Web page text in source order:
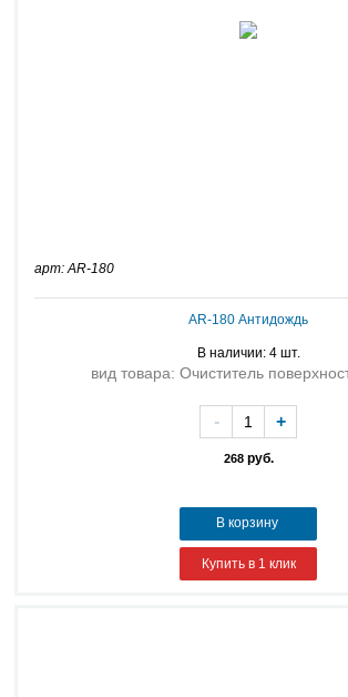
арт: AR-180
AR-180 Антидождь
В наличии: 4 шт.
вид товара: Очиститель
268руб.
- +
В корзину
Купить в 1 клик